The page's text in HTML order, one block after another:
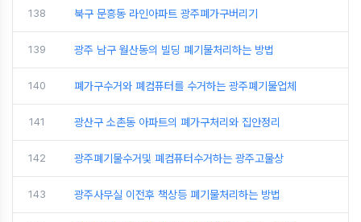
138 북구 문흥동 라인아파트 광주폐가구버리기
139 광주 남구 월산동의 빌딩 폐기물처리하는 방법
140 폐가구수거와 폐컴퓨터를 수거하는 광주폐기물업체
141 광산구 소촌동 아파트의 폐가구처리와 집안정리
142 광주폐기물수거및 폐컴퓨터수거하는 광주고물상
143 광주사무실 이전후 책상등 폐기물처리하는 방법